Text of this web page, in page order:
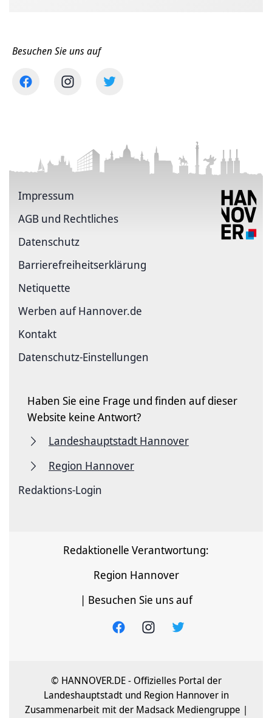
Besuchen Sie uns auf
Impressum
AGB und Rechtliches
Datenschutz
Barriere­freiheits­erklärung
Netiquette
Werben auf Hannover.de
Kontakt
Datenschutz-Einstellungen
Haben Sie eine Frage und finden auf dieser
Website keine Antwort?
Landeshauptstadt Hannover
Region Hannover
Redaktions-Login
Redaktionelle Verantwortung:
Region Hannover
| Besuchen Sie uns auf
© HANNOVER.DE - Offizielles Portal der
Landeshauptstadt und Region Hannover in
Zusammenarbeit mit der Madsack Mediengruppe |